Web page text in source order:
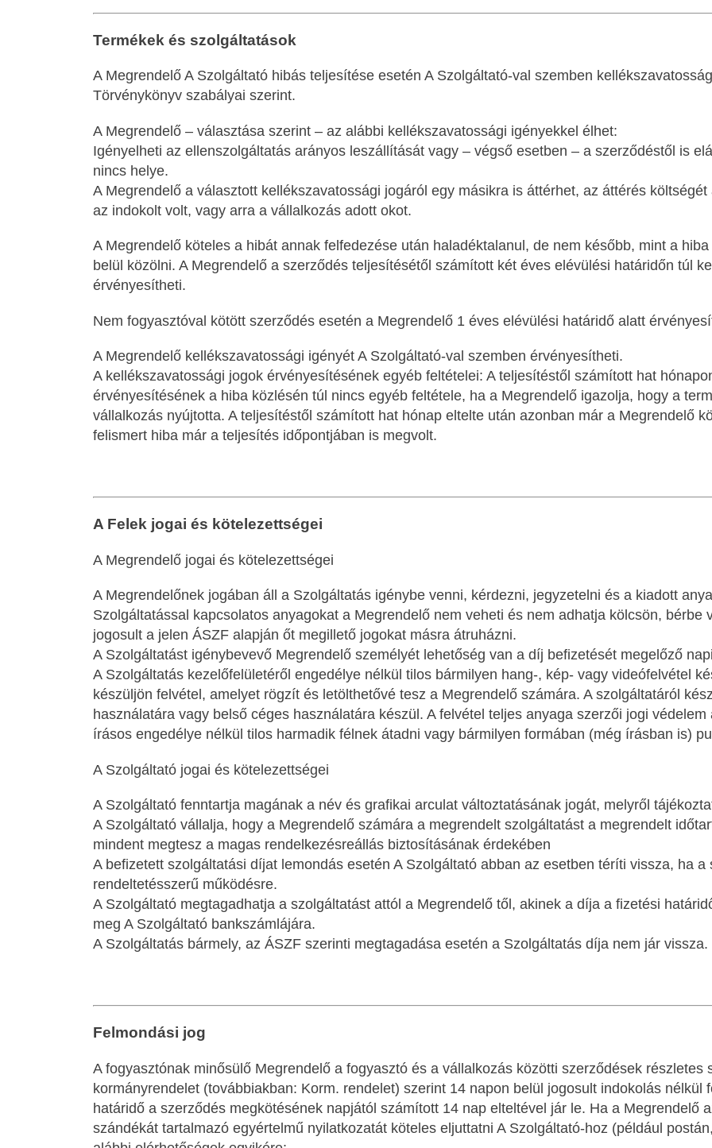
Termékek és szolgáltatások
A Megrendelő A Szolgáltató hibás teljesítése esetén A Szolgáltató-val szemben
Törvénykönyv szabályai szerint.
A Megrendelő – választása szerint – az alábbi kellékszavatossági igényekkel élhet:
Igényelheti az ellenszolgáltatás arányos leszállítását vagy – végső esetben – a szerződéstől is
nincs helye.
A Megrendelő a választott kellékszavatossági jogáról egy másikra is áttérhet, az áttérés
az indokolt volt, vagy arra a vállalkozás adott okot.
A Megrendelő köteles a hibát annak felfedezése után haladéktalanul, de nem később, mint a
belül közölni. A Megrendelő a szerződés teljesítésétől számított két éves elévülési határidőn túl
érvényesítheti.
Nem fogyasztóval kötött szerződés esetén a Megrendelő 1 éves elévülési határidő alatt
A Megrendelő kellékszavatossági igényét A Szolgáltató-val szemben érvényesítheti.
A kellékszavatossági jogok érvényesítésének egyéb feltételei: A teljesítéstől számított hat
érvényesítésének a hiba közlésén túl nincs egyéb feltétele, ha a Megrendelő igazolja, hogy a
vállalkozás nyújtotta. A teljesítéstől számított hat hónap eltelte után azonban már a Megrendelő
felismert hiba már a teljesítés időpontjában is megvolt.
A Felek jogai és kötelezettségei
A Megrendelő jogai és kötelezettségei
A Megrendelőnek jogában áll a Szolgáltatás igénybe venni, kérdezni, jegyzetelni és a kiadott
Szolgáltatással kapcsolatos anyagokat a Megrendelő nem veheti és nem adhatja kölcsön, bérbe
jogosult a jelen ÁSZF alapján őt megillető jogokat másra átruházni.
A Szolgáltatást igénybevevő Megrendelő személyét lehetőség van a díj befizetését megelőző
A Szolgáltatás kezelőfelületéről engedélye nélkül tilos bármilyen hang-, kép- vagy videófelvétel
készüljön felvétel, amelyet rögzít és letölthetővé tesz a Megrendelő számára. A szolgáltatáról
használatára vagy belső céges használatára készül. A felvétel teljes anyaga szerzői jogi
írásos engedélye nélkül tilos harmadik félnek átadni vagy bármilyen formában (még írásban is)
A Szolgáltató jogai és kötelezettségei
A Szolgáltató fenntartja magának a név és grafikai arculat változtatásának jogát, melyről
A Szolgáltató vállalja, hogy a Megrendelő számára a megrendelt szolgáltatást a megrendelt
mindent megtesz a magas rendelkezésreállás biztosításának érdekében
A befizetett szolgáltatási díjat lemondás esetén A Szolgáltató abban az esetben téríti vissza, ha
rendeltetésszerű működésre.
A Szolgáltató megtagadhatja a szolgáltatást attól a Megrendelő től, akinek a díja a fizetési
meg A Szolgáltató bankszámlájára.
A Szolgáltatás bármely, az ÁSZF szerinti megtagadása esetén a Szolgáltatás díja nem jár vissza.
Felmondási jog
A fogyasztónak minősülő Megrendelő a fogyasztó és a vállalkozás közötti szerződések részletes
kormányrendelet (továbbiakban: Korm. rendelet) szerint 14 napon belül jogosult indokolás nélkül
határidő a szerződés megkötésének napjától számított 14 nap elteltével jár le. Ha a Megrendelő
szándékát tartalmazó egyértelmű nyilatkozatát köteles eljuttatni A Szolgáltató-hoz (például